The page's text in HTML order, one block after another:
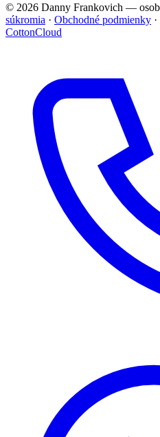
© 2026 Danny Frankovich —
súkromia · Obchodné podmienky ·
CottonCloud